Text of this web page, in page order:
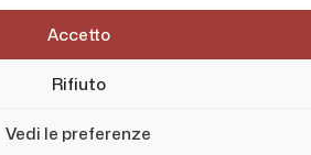
Accetto
Rifiuto
Vedi le preferenze